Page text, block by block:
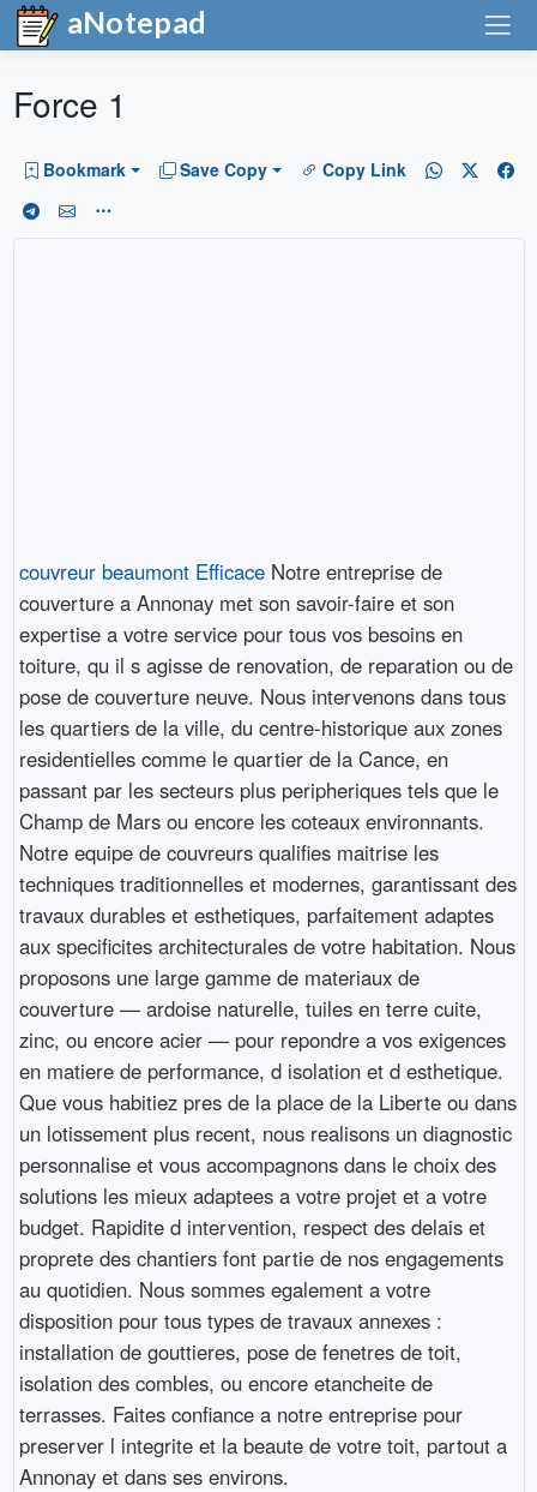
aNotepad
Force 1
Bookmark Save Copy Copy Link
couvreur beaumont EfficaceNotre entreprise de
couverture a Annonay met son savoir-faire et son
expertise a votre service pour tous vos besoins en
toiture, qu il s agisse de renovation, de reparation ou de
pose de couverture neuve. Nous intervenons dans tous
les quartiers de la ville, du centre-historique aux zones
residentielles comme le quartier de la Cance, en
passant par les secteurs plus peripheriques tels que le
Champ de Mars ou encore les coteaux environnants.
Notre equipe de couvreurs qualifies maitrise les
techniques traditionnelles et modernes, garantissant des
travaux durables et esthetiques, parfaitement adaptes
aux specificites architecturales de votre habitation. Nous
proposons une large gamme de materiaux de
couverture — ardoise naturelle, tuiles en terre cuite,
zinc, ou encore acier — pour repondre a vos exigences
en matiere de performance, d isolation et d esthetique.
Que vous habitiez pres de la place de la Liberte ou dans
un lotissement plus recent, nous realisons un diagnostic
personnalise et vous accompagnons dans le choix des
solutions les mieux adaptees a votre projet et a votre
budget. Rapidite d intervention, respect des delais et
proprete des chantiers font partie de nos engagements
au quotidien. Nous sommes egalement a votre
disposition pour tous types de travaux annexes :
installation de gouttieres, pose de fenetres de toit,
isolation des combles, ou encore etancheite de
terrasses. Faites confiance a notre entreprise pour
preserver l integrite et la beaute de votre toit, partout a
Annonay et dans ses environs.